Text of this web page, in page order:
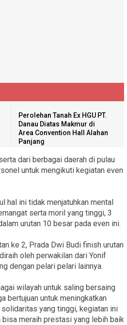
Perolehan Tanah Ex HGU PT.
Danau Diatas Makmur di
Area Convention Hall Alahan
Panjang
dari berbagai daerah di pulau
untuk mengikuti kegiatan even
hal ini tidak menjatuhkan mental
serta moril yang tinggi, 3
urutan 10 besar pada even ini.
ke 2, Prada Dwi Budi finish urutan
oleh perwakilan dari Yonif
dengan pelari pelari lainnya.
wilayah untuk saling bersaing
bertujuan untuk meningkatkan
yang tinggi, kegiatan ini
meraih prestasi yang lebih baik